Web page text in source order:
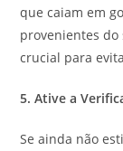
que caiam em
provenientes do
crucial para
5. Ative a
Se ainda não